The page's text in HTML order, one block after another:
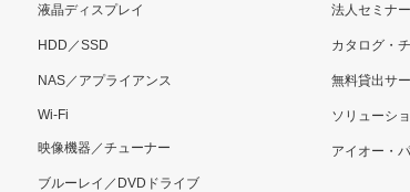
液晶ディスプレイ
HDD／SSD
NAS／アプライアンス
Wi-Fi
映像機器／チューナー
ブルーレイ／DVDドライブ
法人セミナー
カタログ・
無料貸出サ
ソリューシ
アイオー・